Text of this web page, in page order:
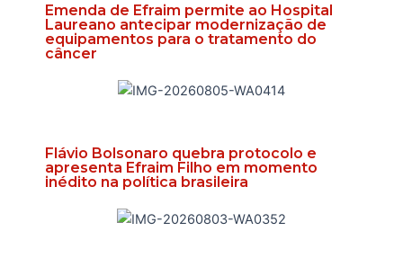
Emenda de Efraim permite ao Hospital
Laureano antecipar modernização de
equipamentos para o tratamento do
câncer
Flávio Bolsonaro quebra protocolo e
apresenta Efraim Filho em momento
inédito na política brasileira